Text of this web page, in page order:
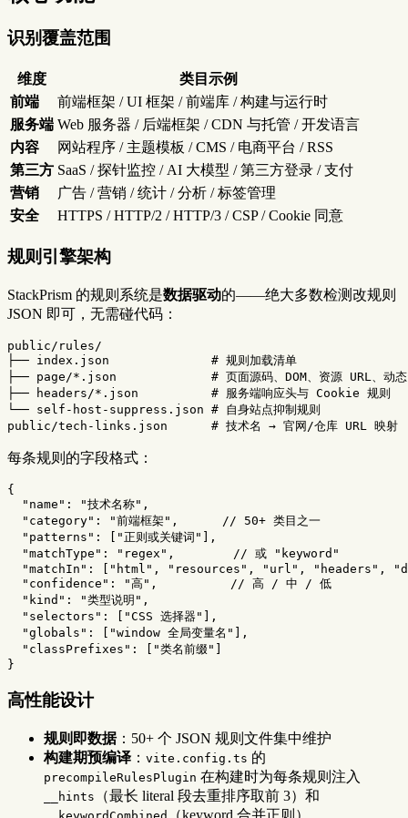
识别覆盖范围
维度
类目示例
前端
前端框架 / UI 框架 / 前端库 / 构建与运行时
服务端 Web 服务器 / 后端框架 / CDN 与托管 / 开发语言
内容
网站程序 / 主题模板 / CMS / 电商平台 / RSS
第三方 SaaS / 探针监控 / AI 大模型 / 第三方登录 / 支付
营销
广告 / 营销 / 统计 / 分析 / 标签管理
安全
HTTPS / HTTP/2 / HTTP/3 / CSP / Cookie 同意
规则引擎架构
StackPrism 的规则系统是数据驱动的——绝大多数检测改规则
JSON 即可，无需碰代码：
public/rules/
├── index.json              # 规则加载清单
├── page/*.json             # 页面源码、DOM、资源 URL、动态
├── headers/*.json          # 服务端响应头与 Cookie 规则
└── self-host-suppress.json # 自身站点抑制规则
每条规则的字段格式：
{
"name" : "技术名称" ,
"category" : "前端框架" ,
// 50+ 类目之一
"patterns" : "正则或关键词"
],
"matchType" : "regex" ,
// 或 "keyword"
"matchIn" : "html" , "resources" , "url" , "headers" ,
"confidence" : "高" ,
// 高 / 中 / 低
"kind" : "类型说明" ,
"selectors" : "CSS 选择器"
],
"globals" : "window 全局变量名"
],
"classPrefixes" : "类名前缀"
}
高性能设计
规则即数据：50+ 个 JSON 规则文件集中维护
构建期预编译 ： vite.config.ts 的
precompileRulesPlugin 在构建时为每条规则注入
__hints （最长 literal 段去重排序取前 3）和
（keyword 合并正则）